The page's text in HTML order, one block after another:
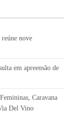
nove
em apreensão de
Caravana
Del Vino